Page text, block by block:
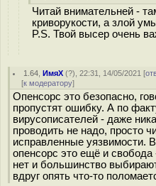
Читай внимательней -
криворукости, а злой
P.S. Твой высер очень
1.64 ,ИмяХ (?), 22:31, 14/05/2021 [
[к модератору]
Опенсорс это безопасно,
пропустят ошибку. А по
вирусописателей - даже
проводить не надо, просто
исправленные уязвимости.
опенсорс это ещё и
нет и большинство
вдруг опять что-то